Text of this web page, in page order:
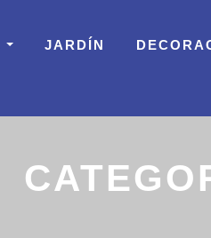
JARDÍN